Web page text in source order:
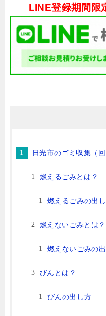
LINE登録期間限
日光市のゴミ収集（
燃えるごみとは？
燃えるごみの出
燃えないごみとは？
燃えないごみの
びんとは？
びんの出し方